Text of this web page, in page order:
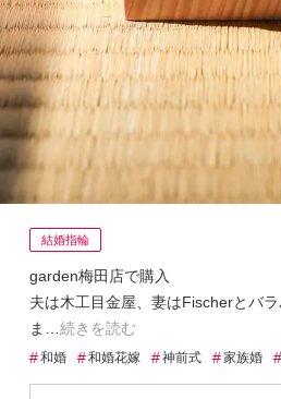
結婚指輪
garden梅田店で購入
夫は木工目金屋、妻はFischerとバ
ま
続きを読む
#和婚 #和婚花嫁 #神前式 #家族婚 #